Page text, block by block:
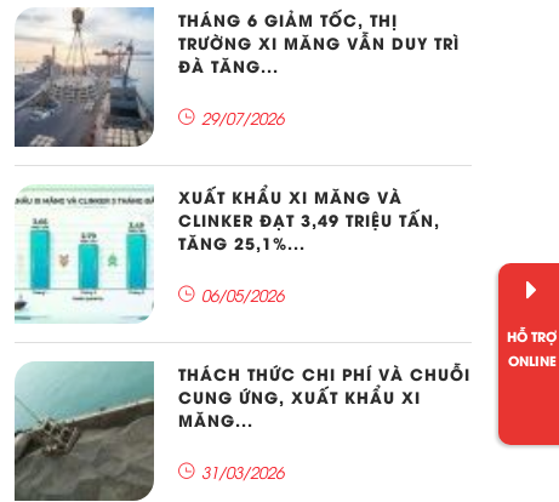
THÁNG 6 GIẢM TỐC, THỊ
TRƯỜNG XI MĂNG VẪN DUY TRÌ
ĐÀ TĂNG...
29/07/2026
XUẤT KHẨU XI MĂNG VÀ
CLINKER ĐẠT 3,49 TRIỆU TẤN,
TĂNG 25,1%...
06/05/2026
THÁCH THỨC CHI PHÍ VÀ CHUỖI
CUNG ỨNG, XUẤT KHẨU XI
MĂNG...
31/03/2026
HỖ TRỢ
ONLINE